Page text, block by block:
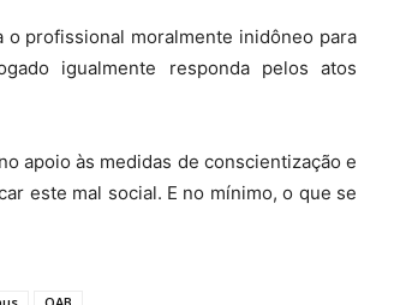
profissional moralmente inidôneo para
igualmente responda pelos atos
apoio às medidas de conscientização e
este mal social. E no mínimo, o que se